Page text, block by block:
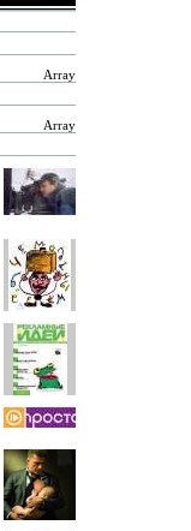
Array
Array